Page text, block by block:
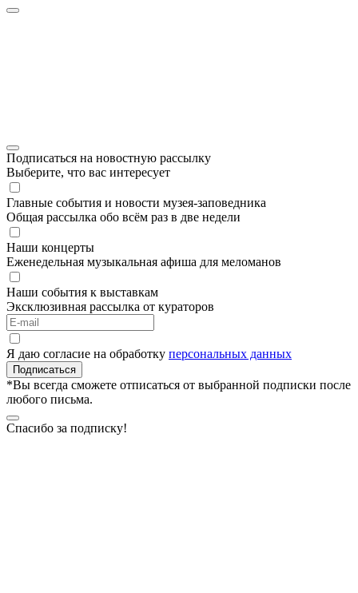
Подписаться на новостную рассылку
Выберите, что вас интересует
Главные события и новости музея-заповедника
Общая рассылка обо всём раз в две недели
Наши концерты
Еженедельная музыкальная афиша для меломанов
Наши события к выставкам
Эксклюзивная рассылка от кураторов
Я даю согласие на обработку персональных данных
Подписаться
*Вы всегда сможете отписаться от выбранной подписки после
любого письма.
Спасибо за подписку!